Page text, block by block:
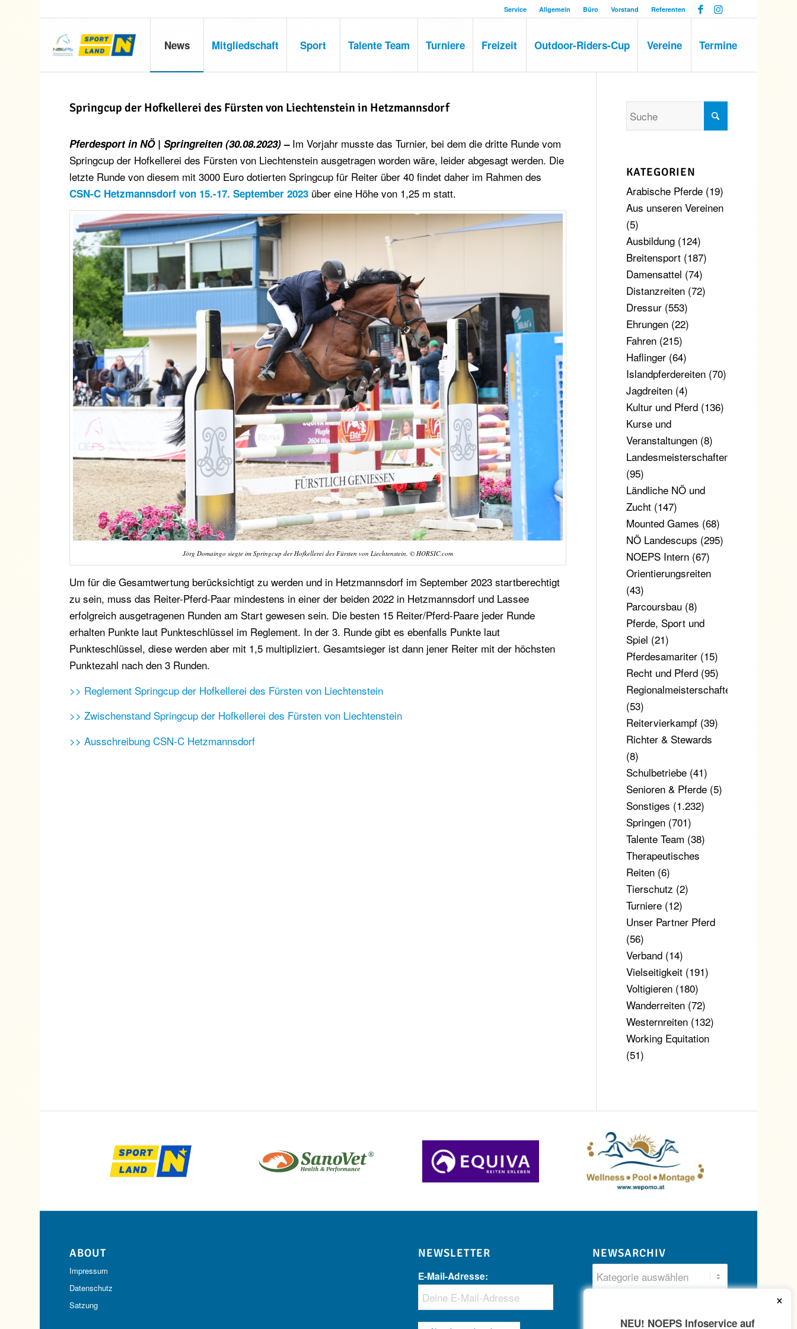
Service Allgemein Büro Vorstand Referenten
News Mitgliedschaft Sport Talente Team Turniere Freizeit Outdoor-Riders-Cup Vereine Termine
Springcup der Hofkellerei des Fürsten von Liechtenstein in Hetzmannsdorf
Pferdesport in NÖ | Springreiten (30.08.2023) – Im Vorjahr musste das Turnier, bei dem die dritte Runde vom
Springcup der Hofkellerei des Fürsten von Liechtenstein ausgetragen worden wäre, leider abgesagt werden. Die
letzte Runde von diesem mit 3000 Euro dotierten Springcup für Reiter über 40 findet daher im Rahmen des
CSN-C Hetzmannsdorf von 15.-17. September 2023 über eine Höhe von 1,25 m statt.
Jörg Domaingo siegte im Springcup der Hofkellerei des Fürsten von Liechtenstein. © HORSIC.com
Um für die Gesamtwertung berücksichtigt zu werden und in Hetzmannsdorf im September 2023 startberechtigt
zu sein, muss das Reiter-Pferd-Paar mindestens in einer der beiden 2022 in Hetzmannsdorf und Lassee
erfolgreich ausgetragenen Runden am Start gewesen sein. Die besten 15 Reiter/Pferd-Paare jeder Runde
erhalten Punkte laut Punkteschlüssel im Reglement. In der 3. Runde gibt es ebenfalls Punkte laut
Punkteschlüssel, diese werden aber mit 1,5 multipliziert. Gesamtsieger ist dann jener Reiter mit der höchsten
Punktezahl nach den 3 Runden.
>> Reglement Springcup der Hofkellerei des Fürsten von Liechtenstein
>> Zwischenstand Springcup der Hofkellerei des Fürsten von Liechtenstein
>> Ausschreibung CSN-C Hetzmannsdorf
KATEGORIEN
Arabische Pferde(19)
Aus unseren Vereinen
(5)
Ausbildung(124)
Breitensport(187)
Damensattel (74)
Distanzreiten(72)
Dressur(553)
Ehrungen(22)
Fahren(215)
Haflinger(64)
Islandpferdereiten(70)
Jagdreiten(4)
Kultur und Pferd(136)
Kurse und
Veranstaltungen(8)
Landesmeisterschaften
(95)
Ländliche NÖ und
Zucht(147)
Mounted Games (68)
NÖ Landescups (295)
NOEPS Intern(67)
Orientierungsreiten
(43)
Parcoursbau(8)
Pferde, Sport und
Spiel (21)
Pferdesamariter(15)
Recht und Pferd(95)
Regionalmeisterschaften
(53)
Reitervierkampf(39)
Richter & Stewards
(8)
Schulbetriebe(41)
Senioren & Pferde(5)
Sonstiges (1.232)
Springen(701)
Talente Team (38)
Therapeutisches
Reiten(6)
Tierschutz (2)
Turniere(12)
Unser Partner Pferd
(56)
Verband(14)
Vielseitigkeit(191)
Voltigieren(180)
Wanderreiten(72)
Westernreiten(132)
Working Equitation
(51)
ABOUT
Impressum
Datenschutz
Satzung
NEWSLETTER
E-Mail-Adresse:
NEWSARCHIV
×
NEU! NOEPS Infoservice auf